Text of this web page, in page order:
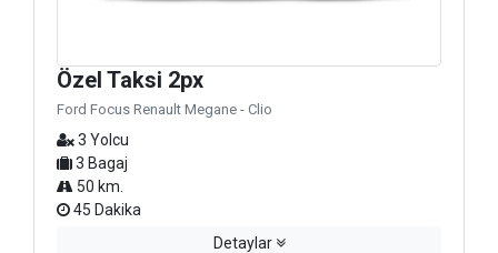
Özel Taksi 2px
Ford Focus Renault Megane - Clio
3 Yolcu
3 Bagaj
50 km.
45 Dakika
Detaylar